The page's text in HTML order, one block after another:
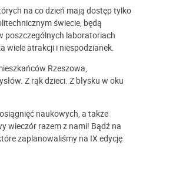
na co dzień mają dostęp tylko
świecie, będą
poszczególnych laboratoriach
wiele atrakcji i niespodzianek.
Rzeszowa,
Z rąk dzieci. Z błysku w oku
naukowych, a także
wieczór razem z nami! Bądź na
zaplanowaliśmy na IX edycję